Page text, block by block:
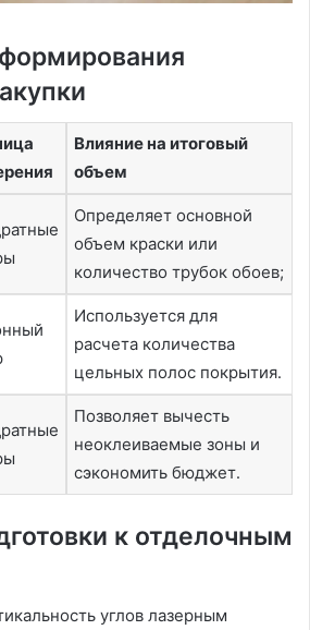
Влияние на итоговый
объем
Определяет основной
объем краски или
количество трубок обоев;
Используется для
расчета количества
цельных полос покрытия․
Позволяет вычесть
неоклеиваемые зоны и
сэкономить бюджет․
к отделочным
углов лазерным